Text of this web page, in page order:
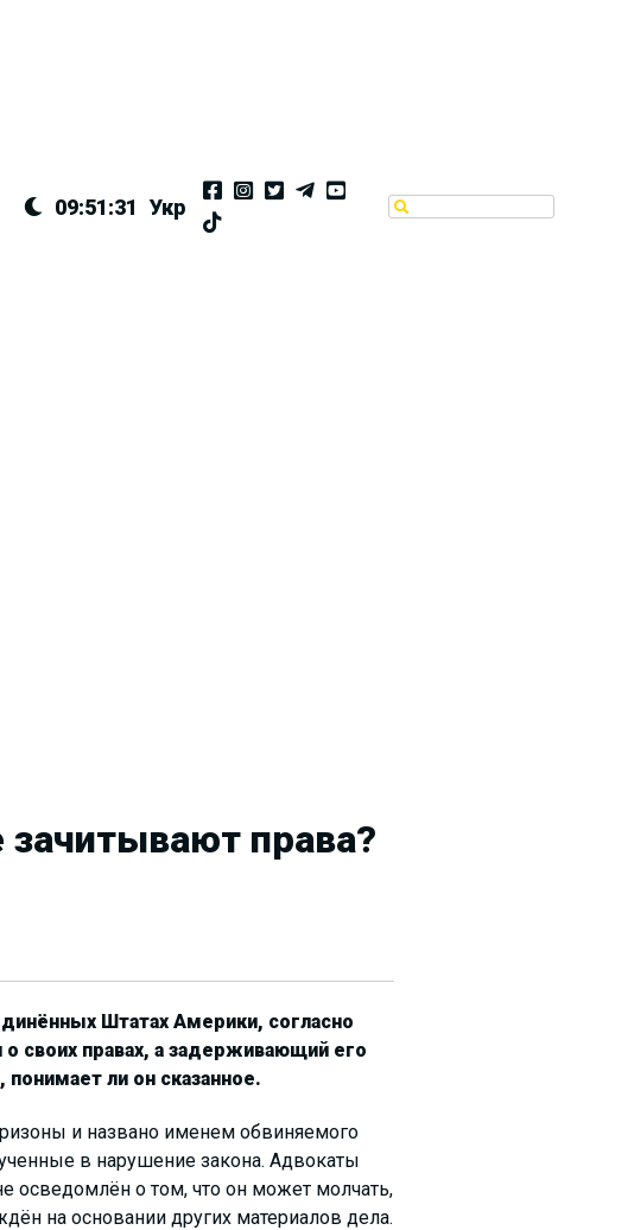
09:51:32 Укр
права?
Штатах Америки, согласно
правах, а задерживающий его
ли он сказанное.
и названо именем обвиняемого
в нарушение закона. Адвокаты
осведомлён о том, что он может молчать,
на основании других материалов дела.